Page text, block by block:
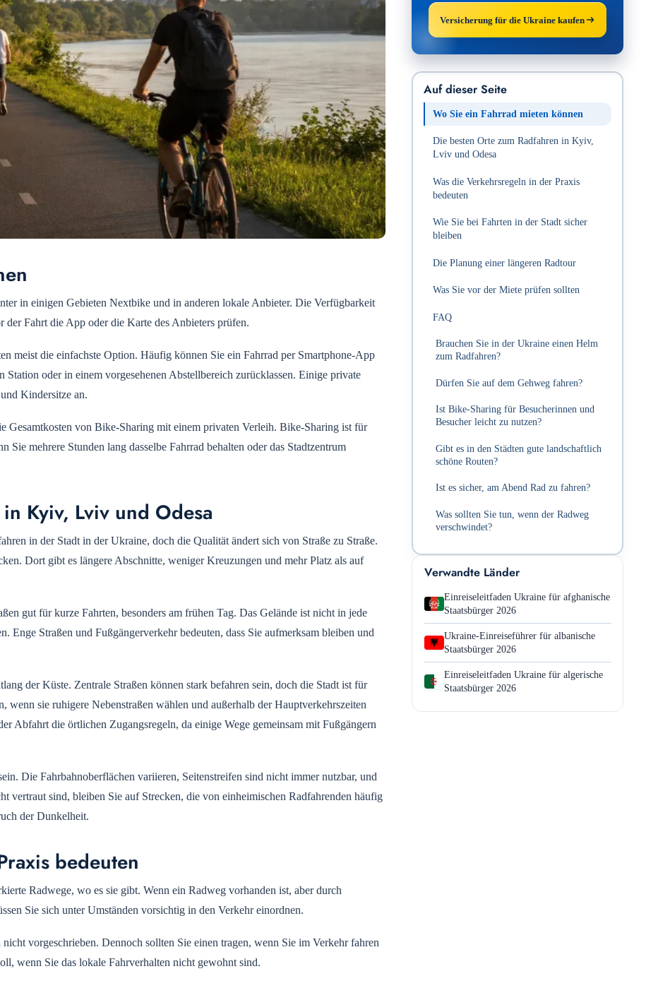
in einigen Gebieten Nextbike und in anderen lokale Anbieter. Die Verfügbarkeit
der Fahrt die App oder die Karte des Anbieters prüfen.
meist die einfachste Option. Häufig können Sie ein Fahrrad per Smartphone-App
Station oder in einem vorgesehenen Abstellbereich zurücklassen. Einige private
Kindersitze an.
Gesamtkosten von Bike-Sharing mit einem privaten Verleih. Bike-Sharing ist für
mehrere Stunden lang dasselbe Fahrrad behalten oder das Stadtzentrum
Kyiv, Lviv und Odesa
in der Stadt in der Ukraine, doch die Qualität ändert sich von Straße zu Straße.
Dort gibt es längere Abschnitte, weniger Kreuzungen und mehr Platz als auf
gut für kurze Fahrten, besonders am frühen Tag. Das Gelände ist nicht in jede
Enge Straßen und Fußgängerverkehr bedeuten, dass Sie aufmerksam bleiben und
der Küste. Zentrale Straßen können stark befahren sein, doch die Stadt ist für
sie ruhigere Nebenstraßen wählen und außerhalb der Hauptverkehrszeiten
Abfahrt die örtlichen Zugangsregeln, da einige Wege gemeinsam mit Fußgängern
Die Fahrbahnoberflächen variieren, Seitenstreifen sind nicht immer nutzbar, und
vertraut sind, bleiben Sie auf Strecken, die von einheimischen Radfahrenden häufig
der Dunkelheit.
bedeuten
Radwege, wo es sie gibt. Wenn ein Radweg vorhanden ist, aber durch
Sie sich unter Umständen vorsichtig in den Verkehr einordnen.
vorgeschrieben. Dennoch sollten Sie einen tragen, wenn Sie im Verkehr fahren
wenn Sie das lokale Fahrverhalten nicht gewohnt sind.
Versicherung für die Ukraine kaufen
Auf dieser Seite
Wo Sie ein Fahrrad mieten können
Die besten Orte zum Radfahren in Kyiv,
Lviv und Odesa
Was die Verkehrsregeln in der Praxis
bedeuten
Wie Sie bei Fahrten in der Stadt sicher
bleiben
Die Planung einer längeren Radtour
Was Sie vor der Miete prüfen sollten
FAQ
Brauchen Sie in der Ukraine einen Helm
zum Radfahren?
Dürfen Sie auf dem Gehweg fahren?
Ist Bike-Sharing für Besucherinnen und
Besucher leicht zu nutzen?
Gibt es in den Städten gute landschaftlich
schöne Routen?
Ist es sicher, am Abend Rad zu fahren?
Was sollten Sie tun, wenn der Radweg
verschwindet?
Verwandte Länder
Einreiseleitfaden Ukraine für afghanische
Staatsbürger 2026
Ukraine-Einreiseführer für albanische
Staatsbürger 2026
Einreiseleitfaden Ukraine für algerische
Staatsbürger 2026